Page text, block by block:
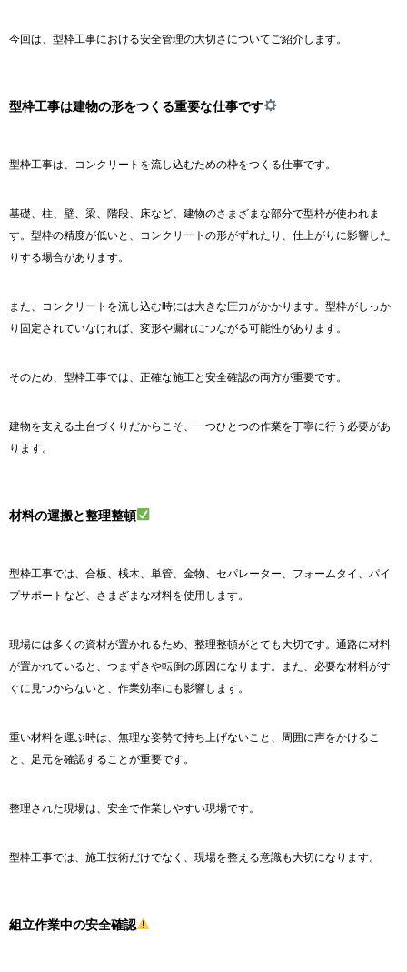
今回は、型枠工事における安全管理の大切さについてご紹介します。
型枠工事は建物の形をつくる重要な仕事です
型枠工事は、コンクリートを流し込むための枠をつくる仕事です。
基礎、柱、壁、梁、階段、床など、建物のさまざまな部分で型枠が使われま
す。型枠の精度が低いと、コンクリートの形がずれたり、仕上がりに影響した
りする場合があります。
また、コンクリートを流し込む時には大きな圧力がかかります。型枠がしっか
り固定されていなければ、変形や漏れにつながる可能性があります。
そのため、型枠工事では、正確な施工と安全確認の両方が重要です。
建物を支える土台づくりだからこそ、一つひとつの作業を丁寧に行う必要があ
ります。
材料の運搬と整理整頓
型枠工事では、合板、桟木、単管、金物、セパレーター、フォームタイ、パイ
プサポートなど、さまざまな材料を使用します。
現場には多くの資材が置かれるため、整理整頓がとても大切です。通路に材料
が置かれていると、つまずきや転倒の原因になります。また、必要な材料がす
ぐに見つからないと、作業効率にも影響します。
重い材料を運ぶ時は、無理な姿勢で持ち上げないこと、周囲に声をかけるこ
と、足元を確認することが重要です。
整理された現場は、安全で作業しやすい現場です。
型枠工事では、施工技術だけでなく、現場を整える意識も大切になります。
組立作業中の安全確認